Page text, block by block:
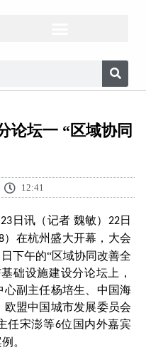
论坛一 “区域协同
12:41
23 日讯（记者 魏敏） 22日
）在杭州盛大开幕，大会
下午的“区域协同改善全
础设施建设分论坛上，
副主任杨培生、中国海
盟中国城市发展委员会
任宋澎等6位国内外嘉宾
。